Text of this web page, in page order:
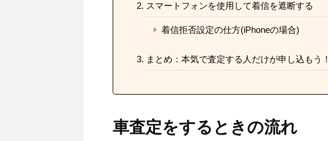
スマートフォンを使用して着信を遮断する
着信拒否設定の仕方(iPhoneの場合)
まとめ：本気で査定する人だけが申し込もう！
車査定をするときの流れ